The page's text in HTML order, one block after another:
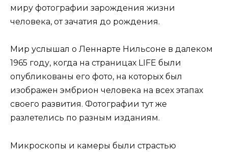
миру фотографии зарождения жизни
человека, от зачатия до рождения.
Мир услышал о Леннарте Нильсоне в далеком
1965 году, когда на страницах LIFE были
опубликованы его фото, на которых был
изображен эмбрион человека на всех этапах
своего развития. Фотографии тут же
разлетелись по разным изданиям.
Микроскопы и камеры были страстью